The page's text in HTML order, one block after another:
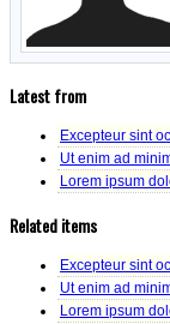
Latest from
Excepteur sint
Ut enim ad
Lorem ipsum
Related items
Excepteur sint
Ut enim ad
Lorem ipsum